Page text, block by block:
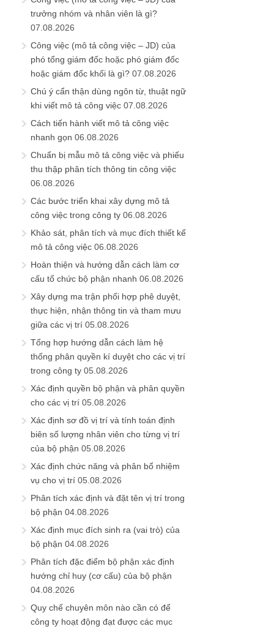
trưởng nhóm và nhân viên là gì?
07.08.2026
Công việc (mô tả công việc – JD) của
phó tổng giám đốc hoặc phó giám đốc
hoặc giám đốc khối là gì? 07.08.2026
Chú ý cẩn thận dùng ngôn từ, thuật ngữ
khi viết mô tả công việc 07.08.2026
Cách tiến hành viết mô tả công việc
nhanh gọn 06.08.2026
Chuẩn bị mẫu mô tả công việc và phiếu
thu thập phân tích thông tin công việc
06.08.2026
Các bước triển khai xây dựng mô tả
công việc trong công ty 06.08.2026
Khảo sát, phân tích và mục đích thiết kế
mô tả công việc 06.08.2026
Hoàn thiện và hướng dẫn cách làm cơ
cấu tổ chức bộ phận nhanh 06.08.2026
Xây dựng ma trận phối hợp phê duyệt,
thực hiện, nhận thông tin và tham mưu
giữa các vị trí 05.08.2026
Tổng hợp hướng dẫn cách làm hệ
thống phân quyền kí duyệt cho các vị trí
trong công ty 05.08.2026
Xác định quyền bộ phận và phân quyền
cho các vị trí 05.08.2026
Xác định sơ đồ vị trí và tính toán định
biên số lượng nhân viên cho từng vị trí
của bộ phận 05.08.2026
Xác định chức năng và phân bổ nhiệm
vụ cho vị trí 05.08.2026
Phân tích xác định và đặt tên vị trí trong
bộ phận 04.08.2026
Xác định mục đích sinh ra (vai trò) của
bộ phận 04.08.2026
Phân tích đặc điểm bộ phận xác định
hướng chỉ huy (cơ cấu) của bộ phận
04.08.2026
Quy chế chuyên môn nào cần có để
công ty hoạt động đạt được các mục